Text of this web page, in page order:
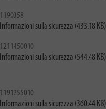
1190358
Informazioni sulla sicurezza (433.18 KB)
1211450010
Informazioni sulla sicurezza (544.48 KB)
1191255010
Informazioni sulla sicurezza (360.44 KB)